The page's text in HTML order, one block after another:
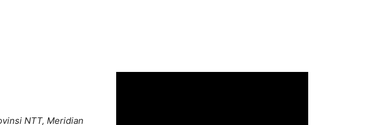
NTT, Meridian